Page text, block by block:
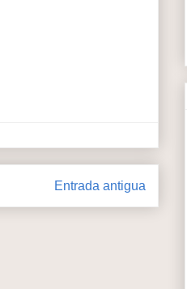
Entrada antigua